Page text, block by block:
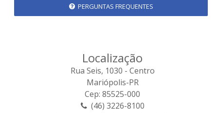
PERGUNTAS FREQUENTES
Localização
Rua Seis, 1030 - Centro
Mariópolis-PR
Cep: 85525-000
(46) 3226-8100